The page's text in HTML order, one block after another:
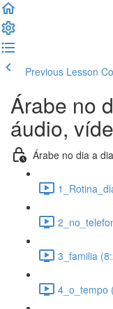
Previous Lesson
Árabe no
áudio,
Árabe no dia a dia
3_familia
4_o_tempo